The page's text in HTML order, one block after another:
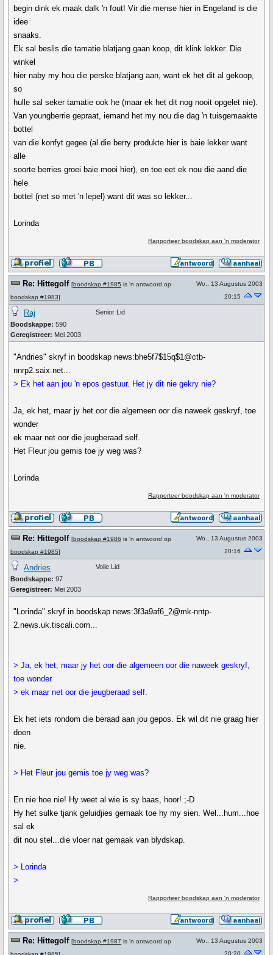
begin dink ek maak dalk 'n fout! Vir die mense hier in Engeland is die
idee
snaaks.
Ek sal beslis die tamatie blatjang gaan koop, dit klink lekker. Die
winkel
hier naby my hou die perske blatjang aan, want ek het dit al gekoop,
so
hulle sal seker tamatie ook he (maar ek het dit nog nooit opgelet nie).
Van youngberrie gepraat, iemand het my nou die dag 'n tuisgemaakte
bottel
van die konfyt gegee (al die berry produkte hier is baie lekker want
alle
soorte berries groei baie mooi hier), en toe eet ek nou die aand die
hele
bottel (net so met 'n lepel) want dit was so lekker...
Lorinda
Rapporteer boodskap aan 'n moderator
Re: Hittegolf [boodskap #1985 is 'n antwoord op
boodskap #1983]
Wo., 13 Augustus 2003
20:15
Raj
Boodskappe: 590
Geregistreer: Mei 2003
Senior Lid
"Andries" skryf in boodskap news:bhe5f7$15q$1@ctb-
nnrp2.saix.net...
> Ek het aan jou 'n epos gestuur. Het jy dit nie gekry nie?
Ja, ek het, maar jy het oor die algemeen oor die naweek geskryf, toe
wonder
ek maar net oor die jeugberaad self.
Het Fleur jou gemis toe jy weg was?
Lorinda
Rapporteer boodskap aan 'n moderator
Re: Hittegolf [boodskap #1986 is 'n antwoord op
boodskap #1985]
Wo., 13 Augustus 2003
20:16
Andries
Boodskappe: 97
Geregistreer: Mei 2003
Volle Lid
"Lorinda" skryf in boodskap news:3f3a9af6_2@mk-nntp-
2.news.uk.tiscali.com...
> Ja, ek het, maar jy het oor die algemeen oor die naweek geskryf,
toe wonder
> ek maar net oor die jeugberaad self.
Ek het iets rondom die beraad aan jou gepos. Ek wil dit nie graag hier
doen
nie.
> Het Fleur jou gemis toe jy weg was?
En nie hoe nie! Hy weet al wie is sy baas, hoor! ;-D
Hy het sulke tjank geluidjies gemaak toe hy my sien. Wel...hum...hoe
sal ek
dit nou stel...die vloer nat gemaak van blydskap.
> Lorinda
>
Rapporteer boodskap aan 'n moderator
Re: Hittegolf [boodskap #1987 is 'n antwoord op
Wo., 13 Augustus 2003
20:20